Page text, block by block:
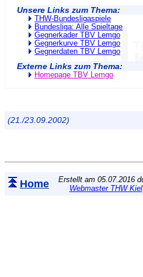
Unsere Links zum Thema:
THW-Bundesligaspiele
Bundesliga: Alle Spieltage
Gegnerkader TBV Lemgo
Gegnerkurve TBV Lemgo
Gegnerdaten TBV Lemgo
Externe Links zum Thema:
Homepage TBV Lemgo
(21./23.09.2002)
Home
Erstellt am 05.07.2016
Webmaster THW Kiel.